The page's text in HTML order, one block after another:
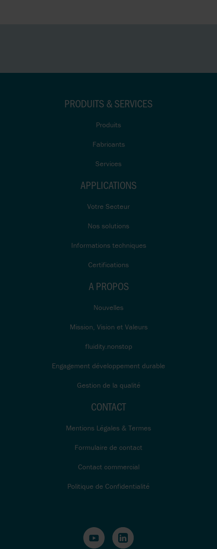
PRODUITS & SERVICES
Produits
Fabricants
Services
APPLICATIONS
Votre Secteur
Nos solutions
Informations techniques
Certifications
A PROPOS
Nouvelles
Mission, Vision et Valeurs
fluidity.nonstop
Engagement développement durable
Gestion de la qualité
CONTACT
Mentions Légales & Termes
Formulaire de contact
Contact commercial
Politique de Confidentialité